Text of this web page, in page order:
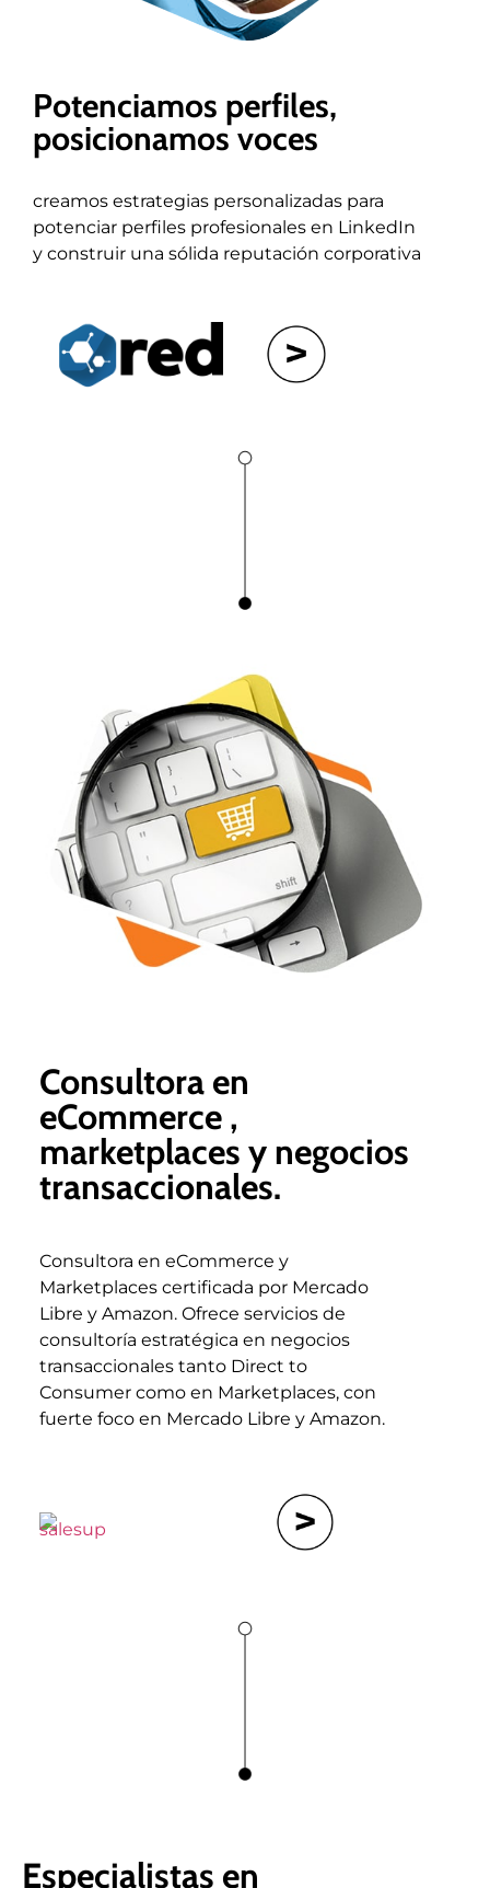
Potenciamos perfiles,
posicionamos voces
creamos estrategias personalizadas para
potenciar perfiles profesionales en LinkedIn
y construir una sólida reputación corporativa
Consultora en
eCommerce ,
marketplaces y negocios
transaccionales.
Consultora en eCommerce y
Marketplaces certificada por Mercado
Libre y Amazon. Ofrece servicios de
consultoría estratégica en negocios
transaccionales tanto Direct to
Consumer como en Marketplaces, con
fuerte foco en Mercado Libre y Amazon.
Especialistas en